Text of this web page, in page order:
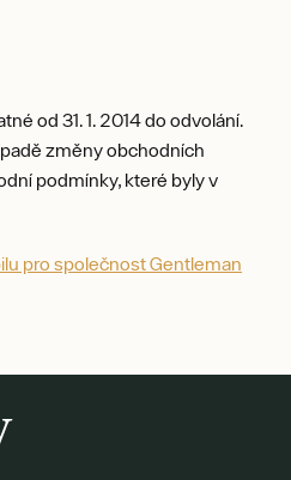
od 31. 1. 2014 do odvolání.
změny obchodních
podmínky, které byly v
pro společnost Gentleman